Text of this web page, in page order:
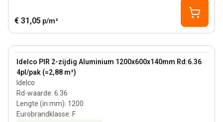
€ 31,05 p/m²
Idelco PIR 2-zijdig Aluminium 1200x600x140mm Rd:6.36
4pl/pak (=2,88 m²)
Idelco
Rd-waarde: 6.36
Lengte (in mm): 1200
Eurobrandklasse: F
View product